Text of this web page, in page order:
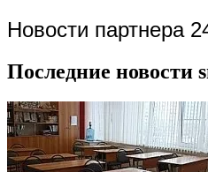
Новости партнера
Последние новости